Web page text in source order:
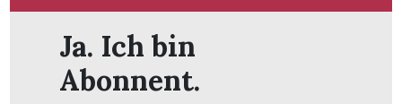
Ja. Ich bin
Abonnent.